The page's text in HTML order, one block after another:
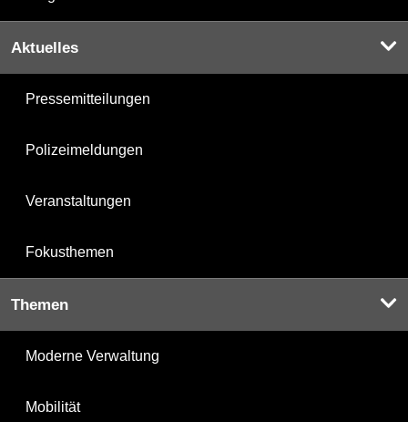
Aktuelles
Pressemitteilungen
Polizeimeldungen
Veranstaltungen
Fokusthemen
Themen
Moderne Verwaltung
Mobilität